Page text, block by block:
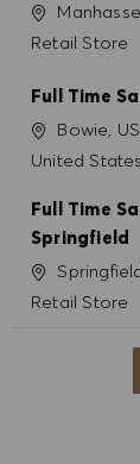
Konum
Kategori
Retail Store
Full Time
Konum
Bowie,
United States
Full Time
Springfield
Konum
Kategori
Retail Store